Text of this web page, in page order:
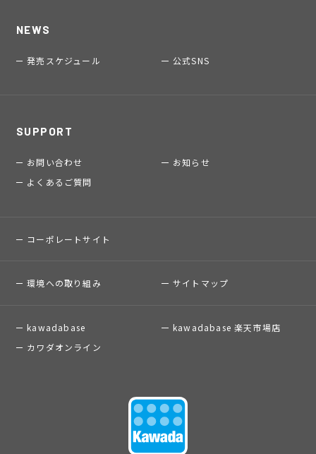
NEWS
発売スケジュール 公式SNS
SUPPORT
お問い合わせ
お知らせ
よくあるご質問
コーポレートサイト
環境への取り組み サイトマップ
kawadabase
kawadabase 楽天市場店
カワダオンライン